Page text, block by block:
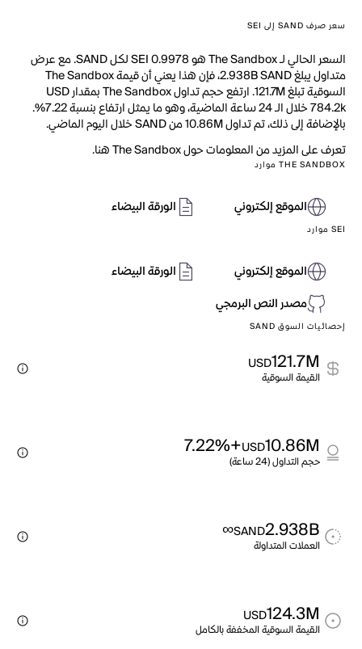
سعر صرف SAND إلى SEI
السعر الحالي لـ The Sandbox هو SEI 0.9978 لكل SAND. مع عرض
متداول يبلغ 2.938B SAND، فإن هذا يعني أن قيمة The Sandbox
السوقية تبلغ 121.7M. ارتفع حجم تداول The Sandbox بمقدار USD
784.2k خلال الـ 24 ساعة الماضية، وهو ما يمثل ارتفاع بنسبة 7.22%.
بالإضافة إلى ذلك، تم تداول 10.86M من SAND خلال اليوم الماضي.
تعرف على المزيد من المعلومات حول The Sandbox هنا.
THE SANDBOX موارد
الموقع إلكتروني الورقة البيضاء
SEI موارد
الموقع إلكتروني
الورقة البيضاء
مصدر النص البرمجي
إحصائيات السوق SAND
121.7M
USD
القيمة السوقية
10.86M
USD
+7.22%
حجم التداول (24 ساعة)
2.938B
SAND
∞
العملات المتداولة
124.3M
USD
القيمة السوقية المخففة بالكامل